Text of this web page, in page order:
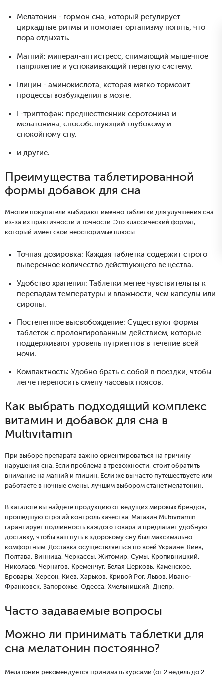
Мелатонин - гормон сна, который регулирует
циркадные ритмы и помогает организму понять, что
пора отдыхать.
Магний: минерал-антистресс, снимающий мышечное
напряжение и успокаивающий нервную систему.
Глицин - аминокислота, которая мягко тормозит
процессы возбуждения в мозге.
L-триптофан: предшественник серотонина и
мелатонина, способствующий глубокому и
спокойному сну.
и другие.
Преимущества таблетированной
формы добавок для сна
Многие покупатели выбирают именно таблетки для улучшения сна
из-за их практичности и точности. Это классический формат,
который имеет свои неоспоримые плюсы:
Точная дозировка: Каждая таблетка содержит строго
выверенное количество действующего вещества.
Удобство хранения: Таблетки менее чувствительны к
перепадам температуры и влажности, чем капсулы или
сиропы.
Постепенное высвобождение: Существуют формы
таблеток с пролонгированным действием, которые
поддерживают уровень нутриентов в течение всей
ночи.
Компактность: Удобно брать с собой в поездки, чтобы
легче переносить смену часовых поясов.
Как выбрать подходящий комплекс
витамин и добавок для сна в
Multivitamin
При выборе препарата важно ориентироваться на причину
нарушения сна. Если проблема в тревожности, стоит обратить
внимание на магний и глицин. Если же вы часто путешествуете или
работаете в ночные смены, лучшим выбором станет мелатонин.
В каталоге вы найдете продукцию от ведущих мировых брендов,
прошедшую строгий контроль качества. Магазин Multivitamin
гарантирует подлинность каждого товара и предлагает удобную
доставку, чтобы ваш путь к здоровому сну был максимально
комфортным. Доставка осуществляеться по всей Украине: Киев,
Полтава, Винница, Черкассы, Житомир, Сумы, Кропивницкий,
Николаев, Чернигов, Кременчуг, Белая Церковь, Каменское,
Бровары, Херсон, Киев, Харьков, Кривой Рог, Львов, Ивано-
Франковск, Запорожье, Одесса, Хмельницкий, Днепр.
Часто задаваемые вопросы
Можно ли принимать таблетки для
сна мелатонин постоянно?
Мелатонин рекомендуется принимать курсами (от 2 недель до 2